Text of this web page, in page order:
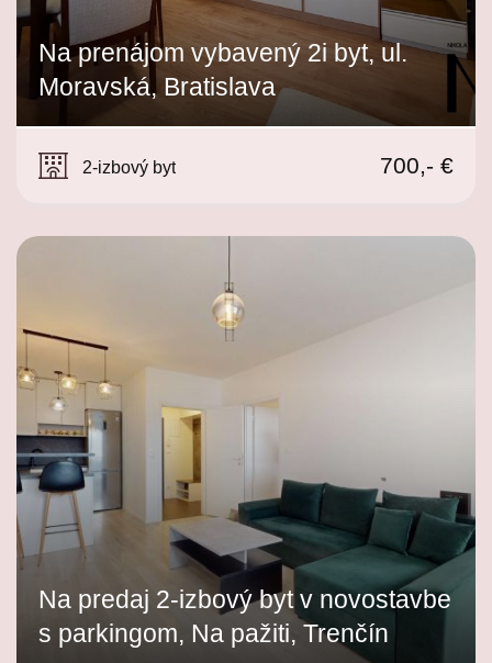
Na prenájom vybavený 2i byt, ul.
Moravská, Bratislava
2-izbový byt
700,- €
Na predaj 2-izbový byt v novostavbe
s parkingom, Na pažiti, Trenčín